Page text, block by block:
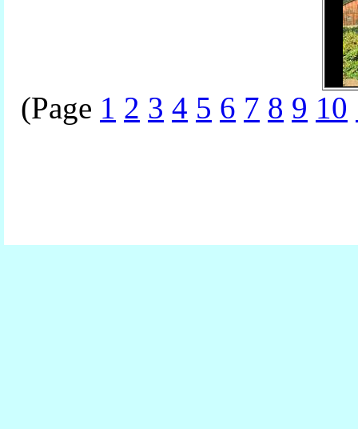
(Page 1 2 3 4 5 6 7 8 9 10